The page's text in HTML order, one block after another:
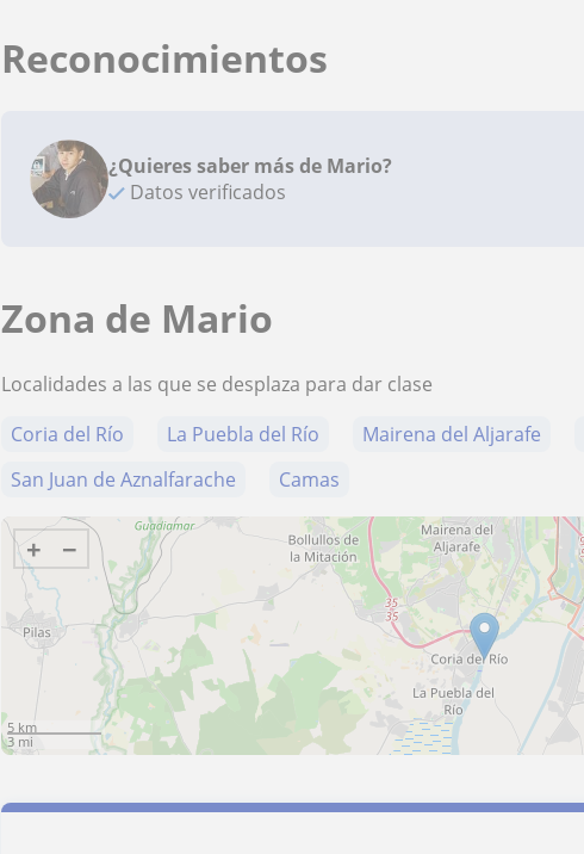
Reconocimientos
¿Quieres saber más de Mario?
Datos verificados
Zona de Mario
Localidades a las que se desplaza para dar clase
Coria del Río
La Puebla del Río Mairena del Aljarafe
San Juan de Aznalfarache
Camas
+ −
5 km
3 mi